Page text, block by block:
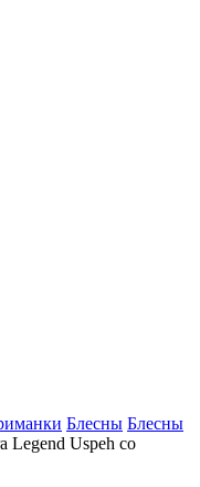
Блесны Блесны
Legend Uspeh со